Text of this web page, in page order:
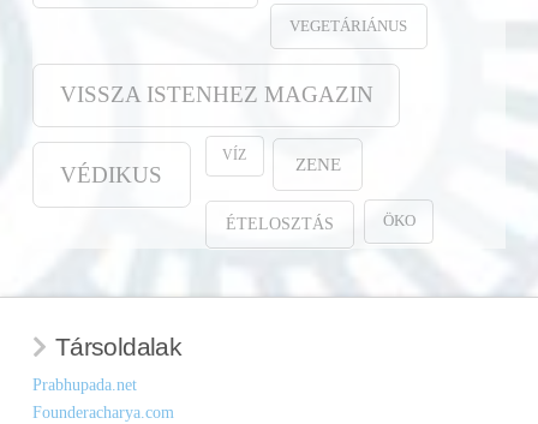
VEGETÁRIÁNUS
VISSZA ISTENHEZ MAGAZIN
VÉDIKUS
VÍZ ZENE
ÉTELOSZTÁS ÖKO
Társoldalak
Prabhupada.net
Founderacharya.com